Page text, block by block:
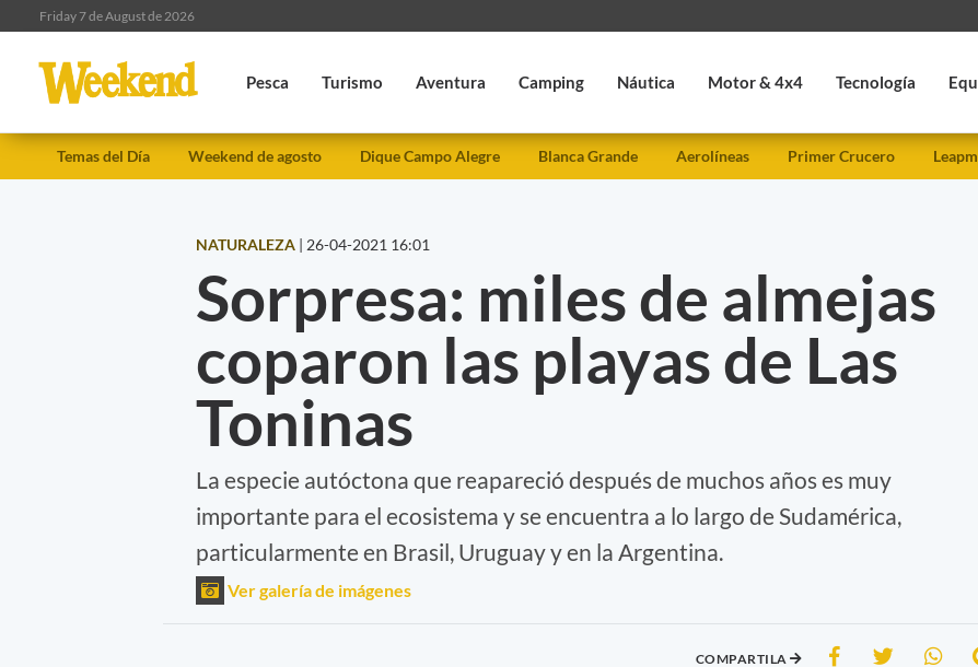
Friday 7 de August de 2026
Pesca Turismo Aventura Camping Náutica Motor & 4x4 Tecnología
Temas del Día Weekend de agosto Dique Campo Alegre Blanca Grande Aerolíneas Primer Crucero
NATURALEZA | 26-04-2021 16:01
Sorpresa: miles de almejas
coparon las playas de Las
Toninas
La especie autóctona que reapareció después de muchos años es muy
importante para el ecosistema y se encuentra a lo largo de Sudamérica,
particularmente en Brasil, Uruguay y en la Argentina.
Ver galería de imágenes
COMPARTILA